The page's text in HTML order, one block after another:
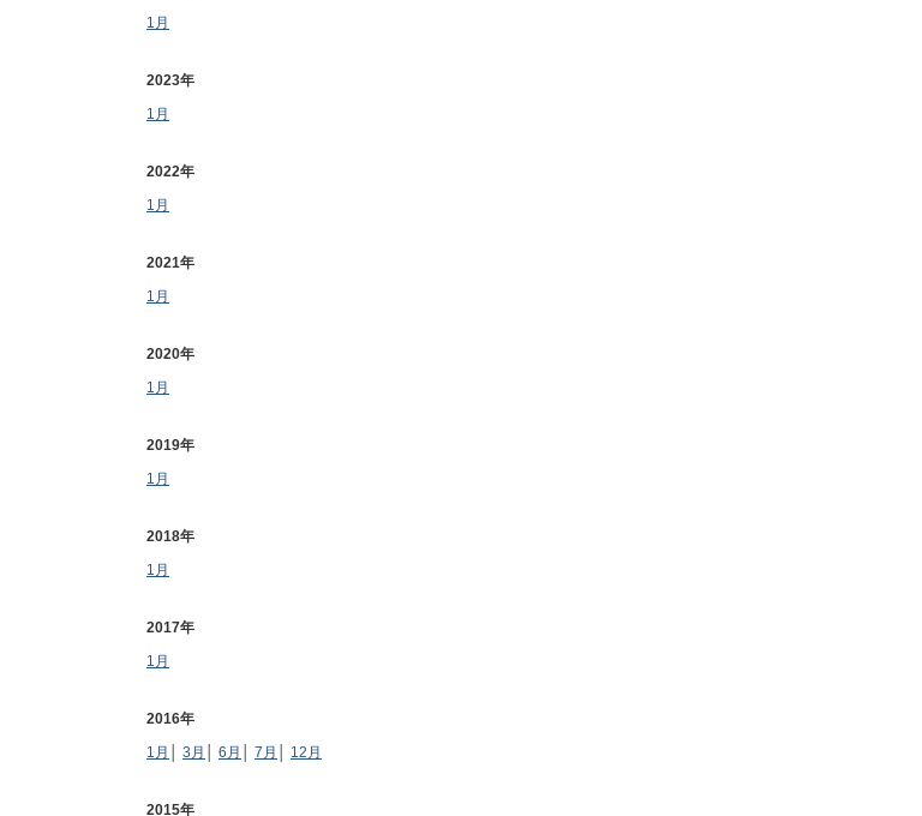
1月
2023年
1月
2022年
1月
2021年
1月
2020年
1月
2019年
1月
2018年
1月
2017年
1月
2016年
1月
3月 6月 7月 12月
2015年